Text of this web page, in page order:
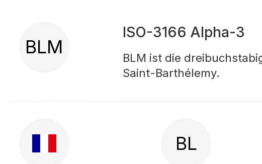
BLM
ISO-3166 Alpha-3
BLM ist die
Saint-Barthélemy.
BL